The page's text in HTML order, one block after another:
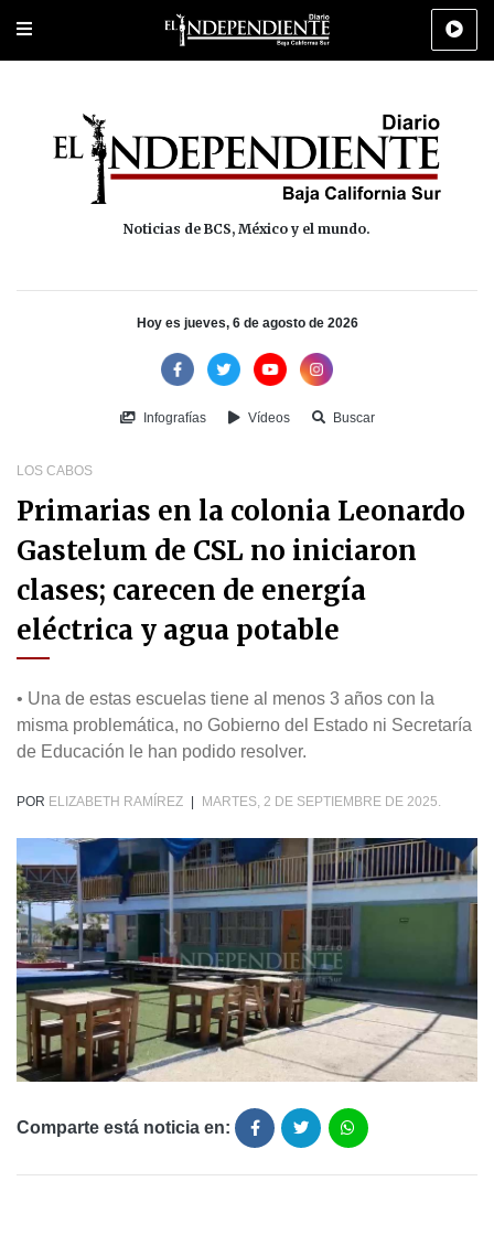
Portada Los Cabos Policiaca Deportes Cultura
Noticias de BCS, México y el mundo.
Hoy es jueves, 6 de agosto de 2026
Infografías Vídeos Buscar
LOS CABOS
Primarias en la colonia Leonardo
Gastelum de CSL no iniciaron
clases; carecen de energía
eléctrica y agua potable
• Una de estas escuelas tiene al menos 3 años con la
misma problemática, no Gobierno del Estado ni Secretaría
de Educación le han podido resolver.
POR ELIZABETH RAMÍREZ MARTES, 2 DE SEPTIEMBRE DE 2025.
Comparte está noticia en: